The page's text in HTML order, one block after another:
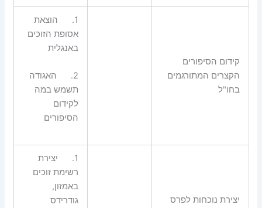
קידום הסיפורים
הקצרים המתורגמים
בחו"ל
1.
הוצאת
אסופת הזוכים
באנגלית
2.
האגודה
תשמש במה
לקידום
הסיפורים
יצירת נוכחות לפרס
1.
יצירת
רשימת זוכים
באמזון,
גודרידס